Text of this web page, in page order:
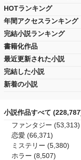
HOTランキング
年間アクセスランキング
完結小説ランキング
書籍化作品
最近更新された小説
完結した小説
新着の小説
小説作品すべて
ファンタジー (53,313)
恋愛 (66,371)
ミステリー (5,380)
ホラー (8,507)